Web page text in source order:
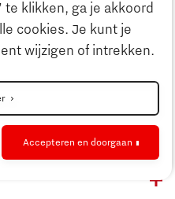
te klikken, ga je akkoord
cookies. Je kunt je
wijzigen of intrekken.
Accepteren en doorgaan